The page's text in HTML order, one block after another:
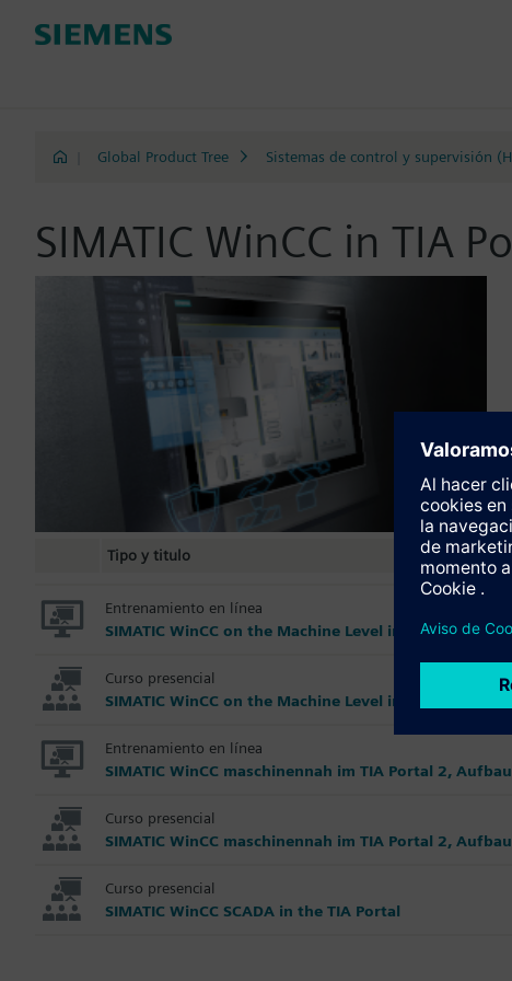
Global Product Tree Sistemas de control y supervisión
SIMATIC WinCC in TIA
Tipo y titulo
Entrenamiento en línea
SIMATIC WinCC on the Machine Level in the TIA
Curso presencial
SIMATIC WinCC on the Machine Level in TIA Portal
Entrenamiento en línea
SIMATIC WinCC maschinennah im TIA Portal 2,
Curso presencial
SIMATIC WinCC maschinennah im TIA Portal 2,
Curso presencial
SIMATIC WinCC SCADA in the TIA Portal